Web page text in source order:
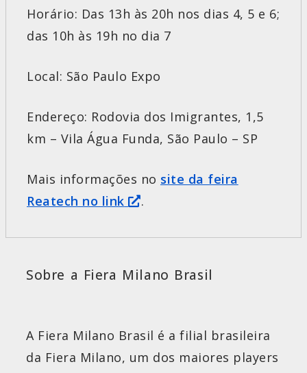
Horário: Das 13h às 20h nos dias 4, 5 e 6;
das 10h às 19h no dia 7
Local: São Paulo Expo
Endereço: Rodovia dos Imigrantes, 1,5
km – Vila Água Funda, São Paulo – SP
Mais informações no site da feira
Reatech no link
.
Sobre a Fiera Milano Brasil
A Fiera Milano Brasil é a filial brasileira
da Fiera Milano, um dos maiores players